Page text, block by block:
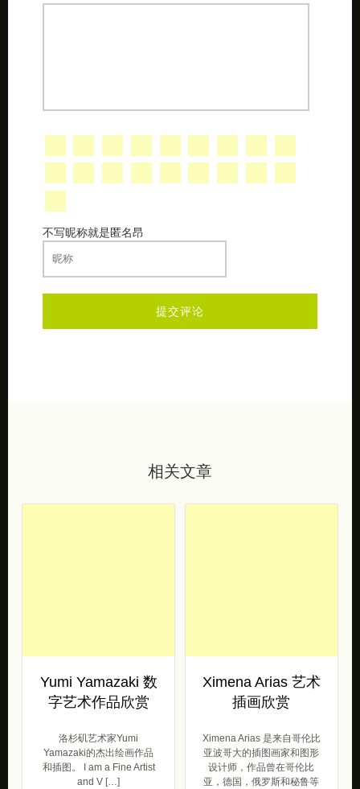
不写昵称就是匿名昂
相关文章
Yumi Yamazaki 数
字艺术作品欣赏
洛杉矶艺术家Yumi
Yamazaki的杰出绘画作品
和插图。 I am a Fine Artist
and V […]
Ximena Arias 艺术
插画欣赏
Ximena Arias 是来自哥伦比
亚波哥大的插图画家和图形
设计师，作品曾在哥伦比
亚，德国，俄罗斯和秘鲁等